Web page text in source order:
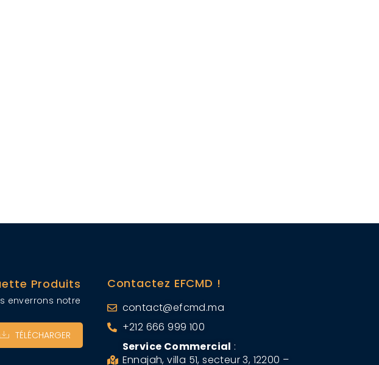
Produits
enverrons notre
TÉLÉCHARGER
Contactez EFCMD !
contact@efcmd.ma
+212 666 999 100
Service Commercial :
Ennajah, villa 51, secteur 3, 12200 –